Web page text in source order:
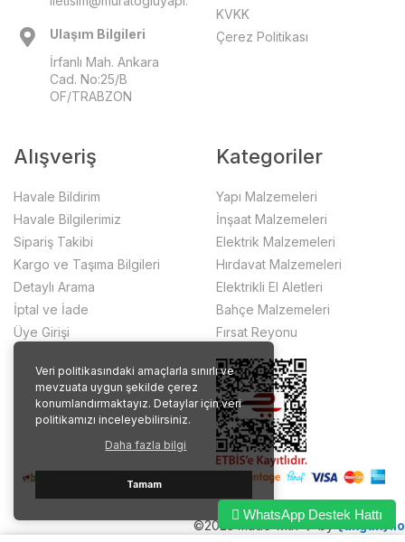
Veri politikasındaki amaçlarla sınırlı ve
mevzuata uygun şekilde çerez
konumlandırmaktayız. Detaylar için veri
politikamızı inceleyebilirsiniz.
Daha fazla bilgi
Tamam
Ulaşım Bilgileri
İrfanlı Mah. Ankara
Cad. No:25/B
OF/TRABZON
KVKK
Çerez Politikası
Alışveriş
Havale Bildirim
Havale Bilgilerimiz
Sipariş Takibi
Kargo ve Taşıma Bilgileri
Detaylı Arama
İptal ve İade
Üye Girişi
Kategoriler
Yapı Malzemeleri
İnşaat Malzemeleri
Elektrik Malzemeleri
Hırdavat Malzemeleri
Elektrikli El Aletleri
Bahçe Malzemeleri
Fırsat Reyonu
©2023 made with ❤️ by {akgun}.io
WhatsApp Destek Hattı